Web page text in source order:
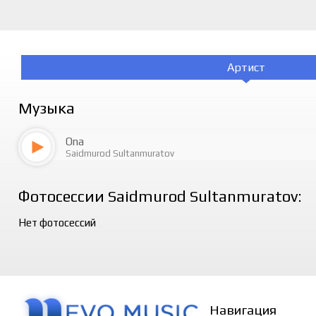
Артист
Музыка
Ona
Saidmurod Sultanmuratov
Фотосессии Saidmurod Sultanmuratov:
Нет фотосессий
Навигация